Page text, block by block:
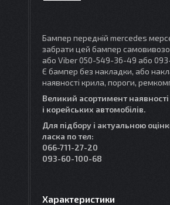
Бампер передній mercedes
забрати цей бампер
або Viber 050-549-36-49 або
Є бампер без накладки, або
наявності крила, пороги,
Великий асортимент
і корейських автомобілів.
Для підбору і актуальною
ласка по тел:
066-711-27-20
093-60-100-68
Характеристики